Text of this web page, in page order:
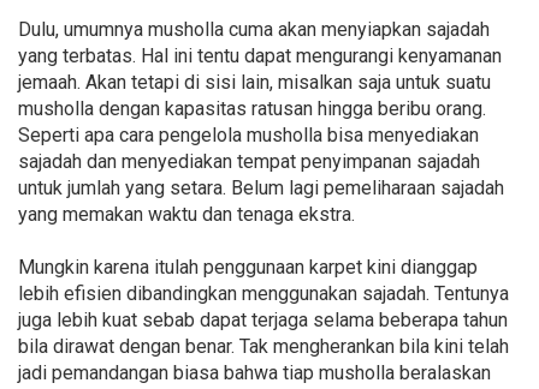
Dulu, umumnya musholla cuma akan menyiapkan sajadah
yang terbatas. Hal ini tentu dapat mengurangi kenyamanan
jemaah. Akan tetapi di sisi lain, misalkan saja untuk suatu
musholla dengan kapasitas ratusan hingga beribu orang.
Seperti apa cara pengelola musholla bisa menyediakan
sajadah dan menyediakan tempat penyimpanan sajadah
untuk jumlah yang setara. Belum lagi pemeliharaan sajadah
yang memakan waktu dan tenaga ekstra.
Mungkin karena itulah penggunaan karpet kini dianggap
lebih efisien dibandingkan menggunakan sajadah. Tentunya
juga lebih kuat sebab dapat terjaga selama beberapa tahun
bila dirawat dengan benar. Tak mengherankan bila kini telah
jadi pemandangan biasa bahwa tiap musholla beralaskan